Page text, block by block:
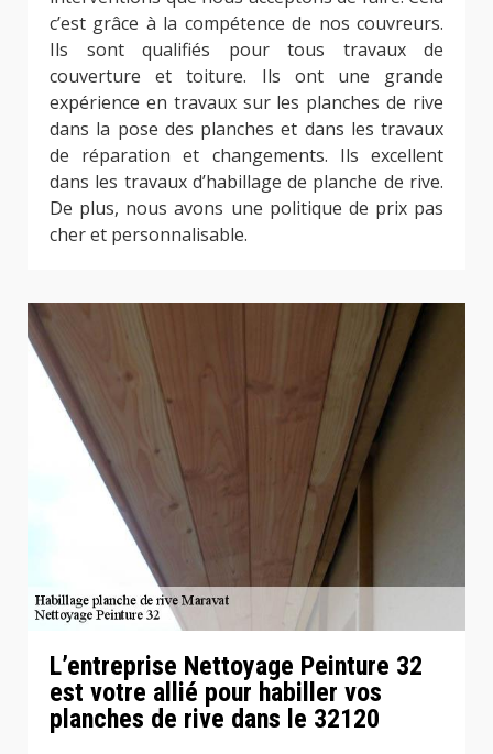
c’est grâce à la compétence de nos couvreurs.
Ils sont qualifiés pour tous travaux de
couverture et toiture. Ils ont une grande
expérience en travaux sur les planches de rive
dans la pose des planches et dans les travaux
de réparation et changements. Ils excellent
dans les travaux d’habillage de planche de rive.
De plus, nous avons une politique de prix pas
cher et personnalisable.
L’entreprise Nettoyage Peinture 32
est votre allié pour habiller vos
planches de rive dans le 32120